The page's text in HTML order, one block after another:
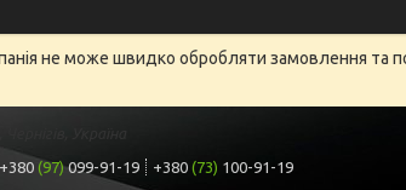
не може швидко обробляти замовлення та
Україна
+380 (97)099-91-19 +380 (73) 100-91-19